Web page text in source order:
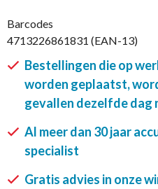
Barcodes
4713226861831 (EAN-13)
Bestellingen die op
worden geplaatst,
gevallen dezelfde dag
Al meer dan 30 jaar
specialist
Gratis advies in onze